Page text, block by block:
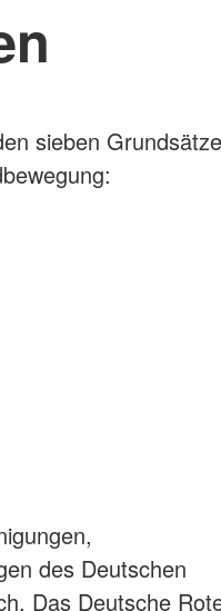
sieben
des Deutschen
Das Deutsche